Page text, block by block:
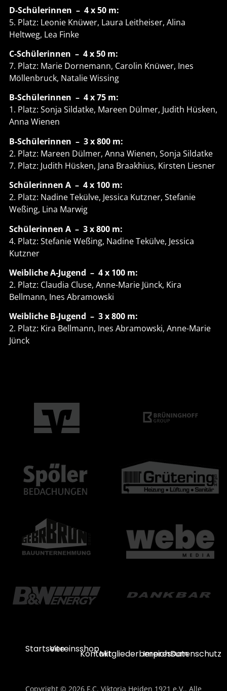
D-Schülerinnen – 4 x 50 m:
5. Platz: Leonie Knüwer, Laura Leitheiser, Alina
Heltweg, Lea Finke
C-Schülerinnen – 4 x 50 m:
7. Platz: Marie Dornemann, Carolin Knüwer, Ines
Möllenbruck, Natalie Wissing
B-Schülerinnen – 4 x 75 m:
1. Platz: Sonja Sildatke, Mareen Dülmer, Judith Hüsken,
Anna Wienen
B-Schülerinnen – 3 x 800 m:
2. Platz: Mareen Dülmer, Anna Wienen, Sonja Sildatke
7. Platz: Judith Hüsken, Jana Braakhius, Kirsten Liesner
Schülerinnen A – 4 x 100 m:
2. Platz: Nadine Tekülve, Jessica Kutzner, Stefanie
Weßing, Lina Marwig
Schülerinnen A – 3 x 800 m:
4. Platz: Stefanie Weßing, Nadine Tekülve, Jessica
Kutzner
Weibliche A-Jugend – 4 x 100 m:
2. Platz: Claudia Cluse, Anne-Marie Jünck, Kira
Bellmann, Ines Abramowski
Weibliche B-Jugend – 3 x 800 m:
2. Platz: Kira Bellmann, Ines Abramowski, Anne-Marie
Jünck
StartseiteVereinsshop
KontaktMitgliederbereich
ImpressumDatenschutz
Copyright © 2026 F.C. Viktoria Heiden 1921 e.V.. Alle